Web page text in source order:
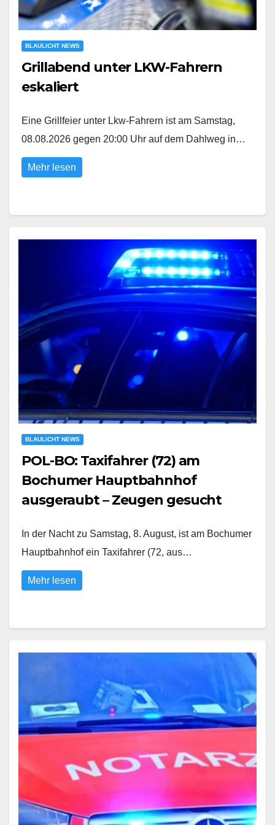
BLAULICHT NEWS
Grillabend unter LKW-Fahrern
eskaliert
Eine Grillfeier unter Lkw-Fahrern ist am Samstag,
08.08.2026 gegen 20:00 Uhr auf dem Dahlweg in…
Mehr lesen
BLAULICHT NEWS
POL-BO: Taxifahrer (72) am
Bochumer Hauptbahnhof
ausgeraubt – Zeugen gesucht
In der Nacht zu Samstag, 8. August, ist am Bochumer
Hauptbahnhof ein Taxifahrer (72, aus…
Mehr lesen